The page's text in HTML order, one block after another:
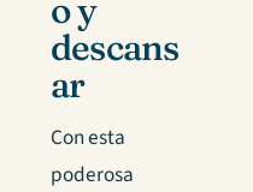
o y
descans
ar
Con esta
poderosa